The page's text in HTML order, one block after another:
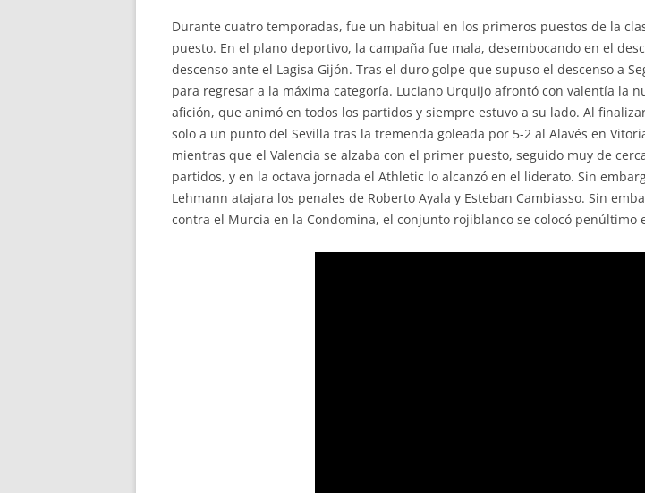
Durante cuatro temporadas, fue un habitual en los primeros puestos de la
puesto. En el plano deportivo, la campaña fue mala, desembocando en el
descenso ante el Lagisa Gijón. Tras el duro golpe que supuso el descenso a
para regresar a la máxima categoría. Luciano Urquijo afrontó con valentía la
afición, que animó en todos los partidos y siempre estuvo a su lado. Al
solo a un punto del Sevilla tras la tremenda goleada por 5-2 al Alavés en
mientras que el Valencia se alzaba con el primer puesto, seguido muy de
partidos, y en la octava jornada el Athletic lo alcanzó en el liderato. Sin
Lehmann atajara los penales de Roberto Ayala y Esteban Cambiasso. Sin
contra el Murcia en la Condomina, el conjunto rojiblanco se colocó penúltimo